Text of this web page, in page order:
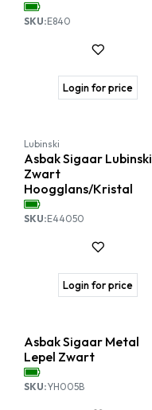
SKU:E840
Login for price
Lubinski
Asbak Sigaar Lubinski
Zwart
Hoogglans/Kristal
SKU:E44050
Login for price
Asbak Sigaar Metal
Lepel Zwart
SKU:YH005B